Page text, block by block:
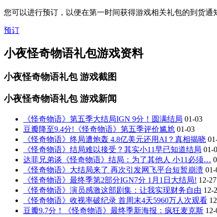
您可以进行预订，以便在第一时间获得游戏相关礼包的到货通
预订
小夜怪奇物语礼包游戏资料
小夜怪奇物语礼包游戏截图
小夜怪奇物语礼包游戏新闻
《怪奇物语》第五季大结局IGN 9分！圆满结局 01-03
豆瓣降至9.4分!《怪奇物语》第五季评价尴尬 01-03
《怪奇物语》终局遭炮轰 4.8亿美元还用AI？真相揭晓
《怪奇物语》结局难以接受？其实小11早已知道结局 01-
达菲兄弟谈《怪奇物语》结局：为了其他人 小11必须…
《怪奇物语》大结局来了 再次引发网飞平台短暂崩溃 01-
《怪奇物语》最终季第2部分IGN7分 1月1日大结局! 12-27
《怪奇物语》演员感激这部剧集：让我实现财务自由 12-
《怪奇物语》收视率破纪录 首周末4天5960万人次观看
豆瓣9.7分！《怪奇物语》最终季新海报：疯狂麦克斯 12-